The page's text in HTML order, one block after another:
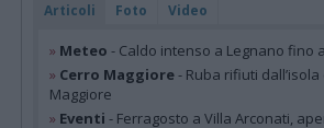
Articoli Foto Video
» Meteo - Caldo intenso a Legnano fino
» Cerro Maggiore- Ruba rifiuti
Maggiore
» Eventi - Ferragosto a Villa Arconati,